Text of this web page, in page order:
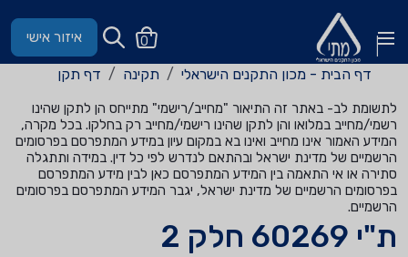
0 איזור אישי
דף הבית - מכון התקנים הישראלי תקינה דף תקן
לתשומת לב- באתר זה התיאור "מחייב/רישמי" מתייחס הן לתקן שהינו
רשמי/מחייב במלואו והן לתקן שהינו רישמי/מחייב רק בחלקו. בכל מקרה,
המידע האמור אינו מחייב ואינו בא במקום עיון במידע המתפרסם בפרסומים
הרשמיים של מדינת ישראל ובהתאם לנדרש לפי כל דין. במידה ותתגלה
סתירה או אי התאמה בין המידע המתפרסם כאן לבין מידע המתפרסם
בפרסומים הרשמיים של מדינת ישראל, יגבר המידע המתפרסם בפרסומים
הרשמיים.
ת"י 60269 חלק 2